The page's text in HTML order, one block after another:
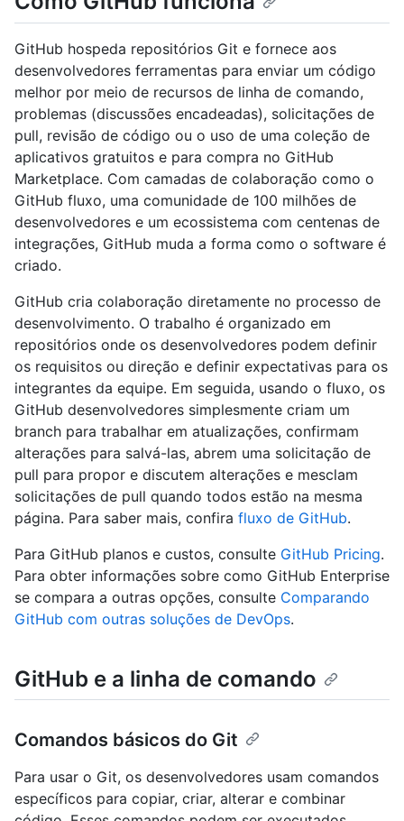
GitHub hospeda repositórios Git e fornece aos
desenvolvedores ferramentas para enviar um código
melhor por meio de recursos de linha de comando,
problemas (discussões encadeadas), solicitações de
pull, revisão de código ou o uso de uma coleção de
aplicativos gratuitos e para compra no GitHub
Marketplace. Com camadas de colaboração como o
GitHub fluxo, uma comunidade de 100 milhões de
desenvolvedores e um ecossistema com centenas de
integrações, GitHub muda a forma como o software é
criado.
GitHub cria colaboração diretamente no processo de
desenvolvimento. O trabalho é organizado em
repositórios onde os desenvolvedores podem definir
os requisitos ou direção e definir expectativas para os
integrantes da equipe. Em seguida, usando o fluxo, os
GitHub desenvolvedores simplesmente criam um
branch para trabalhar em atualizações, confirmam
alterações para salvá-las, abrem uma solicitação de
pull para propor e discutem alterações e mesclam
solicitações de pull quando todos estão na mesma
página. Para saber mais, confira fluxo de GitHub.
Para GitHub planos e custos, consulte GitHub Pricing.
Para obter informações sobre como GitHub Enterprise
se compara a outras opções, consulte Comparando
GitHub com outras soluções de DevOps.
GitHub e a linha de comando
Comandos básicos do Git
Para usar o Git, os desenvolvedores usam comandos
específicos para copiar, criar, alterar e combinar